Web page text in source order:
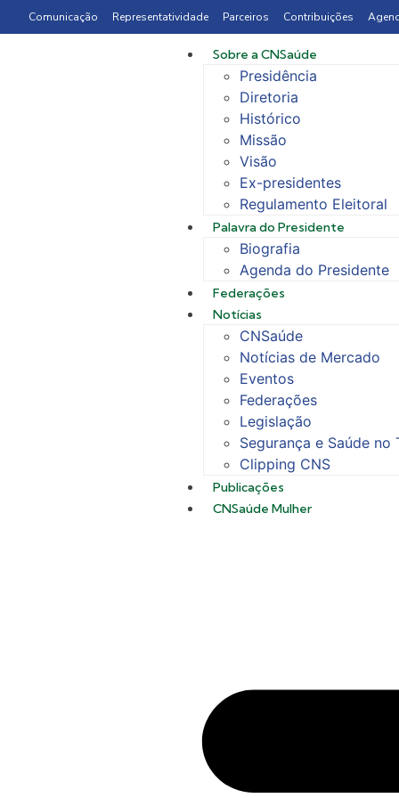
Comunicação Representatividade Parceiros Contribuições
Sobre a CNSaúde
Presidência
Diretoria
Histórico
Missão
Visão
Ex-presidentes
Regulamento Eleitoral
Palavra do Presidente
Biografia
Agenda do Presidente
Federações
Notícias
CNSaúde
Notícias de Mercado
Eventos
Federações
Legislação
Segurança e Saúde no
Clipping CNS
Publicações
CNSaúde Mulher